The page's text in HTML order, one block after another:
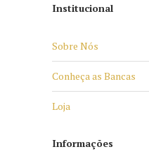
Institucional
Sobre Nós
Conheça as Bancas
Loja
Informações